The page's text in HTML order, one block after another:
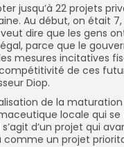
jusqu’à 22 projets
Au début, on était 7,
dire que les gens
parce que le
mesures incitatives
de ces
Diop.
de la
locale qui se
s’agit d’un projet qui
un projet